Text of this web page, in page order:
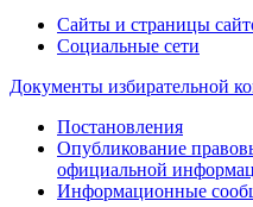
Сайты и страницы
Социальные сети
Документы избирательной
Постановления
Опубликование
официальной
Информационные